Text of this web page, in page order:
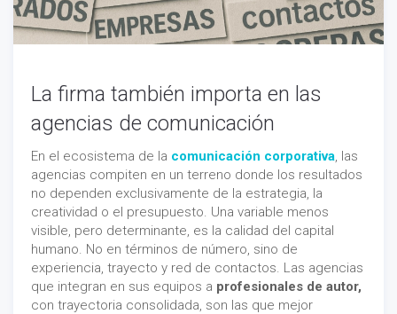
La firma también importa en las
agencias de comunicación
En el ecosistema de la comunicación corporativa, las
agencias compiten en un terreno donde los resultados
no dependen exclusivamente de la estrategia, la
creatividad o el presupuesto. Una variable menos
visible, pero determinante, es la calidad del capital
humano. No en términos de número, sino de
experiencia, trayecto y red de contactos. Las agencias
que integran en sus equipos a profesionales de autor,
con trayectoria consolidada, son las que mejor